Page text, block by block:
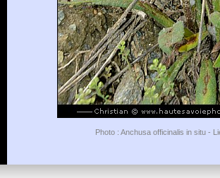
Photo : Anchusa officinalis in situ -